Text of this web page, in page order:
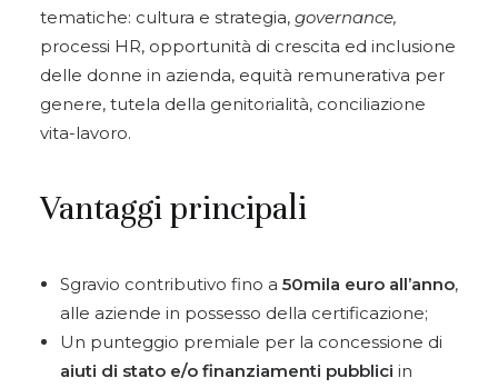
tematiche: cultura e strategia, governance,
processi HR, opportunità di crescita ed inclusione
delle donne in azienda, equità remunerativa per
genere, tutela della genitorialità, conciliazione
vita-lavoro.
Vantaggi principali
Sgravio contributivo fino a 50mila euro all’anno,
alle aziende in possesso della certificazione;
Un punteggio premiale per la concessione di
aiuti di stato e/o finanziamenti pubblici in